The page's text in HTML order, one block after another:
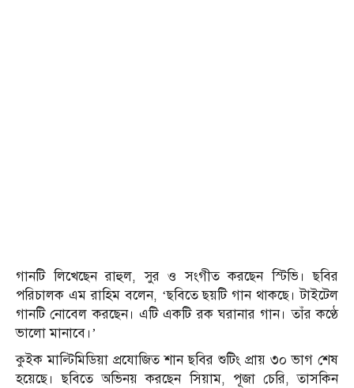
গানটি লিখেছেন রাহুল, সুর ও সংগীত করছেন স্টিভি। ছবির
পরিচালক এম রাহিম বলেন, ‘ছবিতে ছয়টি গান থাকছে। টাইটেল
গানটি নোবেল করছেন। এটি একটি রক ঘরানার গান। তাঁর কণ্ঠে
ভালো মানাবে।’
কুইক মাল্টিমিডিয়া প্রযোজিত শান ছবির শুটিং প্রায় ৩০ ভাগ শেষ
হয়েছে। ছবিতে অভিনয় করছেন সিয়াম, পূজা চেরি, তাসকিন